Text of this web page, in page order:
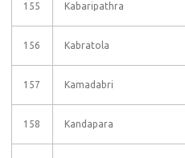
155 Kabaripathra
156 Kabratola
157 Kamadabri
158 Kandapara